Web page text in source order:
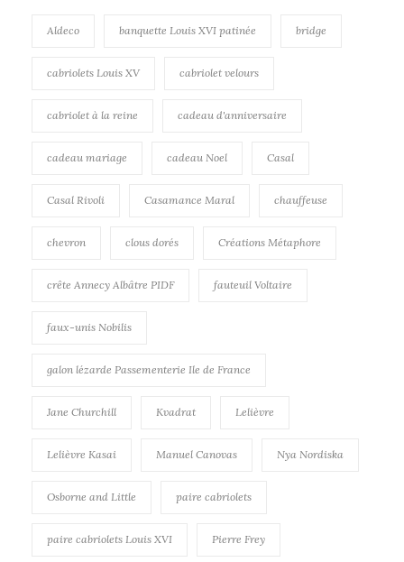
Aldeco banquette Louis XVI patinée bridge
cabriolets Louis XV cabriolet velours
cabriolet à la reine cadeau d'anniversaire
cadeau mariage cadeau Noel Casal
Casal Rivoli Casamance Maral chauffeuse
chevron clous dorés Créations Métaphore
crête Annecy Albâtre PIDF fauteuil Voltaire
faux-unis Nobilis
galon lézarde Passementerie Ile de France
Jane Churchill Kvadrat Lelièvre
Lelièvre Kasai Manuel Canovas Nya Nordiska
Osborne and Little paire cabriolets
paire cabriolets Louis XVI Pierre Frey